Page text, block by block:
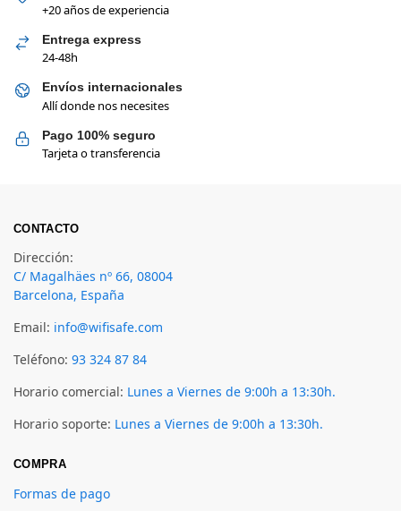
+20 años de experiencia
Entrega express
24-48h
Envíos internacionales
Allí donde nos necesites
Pago 100% seguro
Tarjeta o transferencia
CONTACTO
Dirección:
C/ Magalhäes nº 66, 08004
Barcelona, España
Email: info@wifisafe.com
Teléfono: 93 324 87 84
Horario comercial: Lunes a Viernes de 9:00h a 13:30h.
Horario soporte: Lunes a Viernes de 9:00h a 13:30h.
COMPRA
Formas de pago